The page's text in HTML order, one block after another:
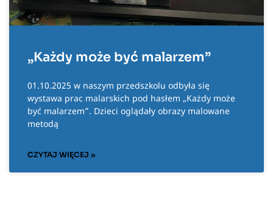
„Każdy może być malarzem”
01.10.2025 w naszym przedszkolu odbyła się
wystawa prac malarskich pod hasłem „Każdy może
być malarzem”. Dzieci oglądały obrazy malowane
metodą
CZYTAJ WIĘCEJ »